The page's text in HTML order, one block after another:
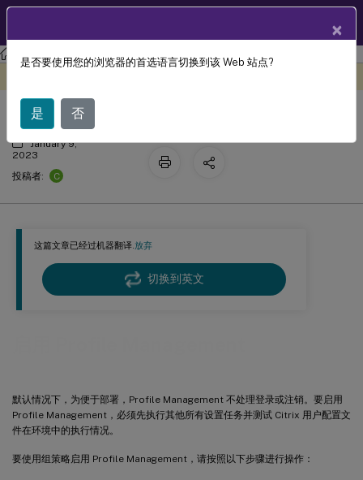
Profile Management Profile Management 2112
这篇文章已经过机器翻译.放弃
切换到英文
默认情况下，为便于部署，Profile Management 不处理登录或注销。要启用
Profile Management，必须先执行其他所有设置任务并测试 Citrix 用户配置文
件在环境中的执行情况。
要使用组策略启用 Profile Management，请按照以下步骤进行操作：
启用 Profile Management
January 9,
2023
投稿者:
C
×
是否要使用您的浏览器的首选语言切换到该 Web 站点?
是 否